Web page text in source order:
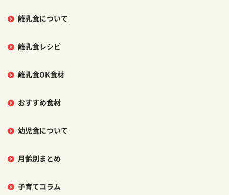
離乳食について
離乳食レシピ
離乳食OK食材
おすすめ食材
幼児食について
月齢別まとめ
子育てコラム